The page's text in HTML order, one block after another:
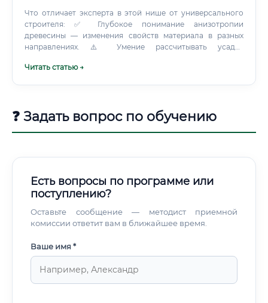
Что отличает эксперта в этой нише от универсального
строителя: ✅ Глубокое понимание анизотропии
древесины — изменения свойств материала в разных
направлениях. ⚠️ Умение рассчитывать усадку
современным специализированным софтом для 3D-
Читать статью →
❓ Задать вопрос по обучению
Есть вопросы по программе или
поступлению?
Оставьте сообщение — методист приемной
комиссии ответит вам в ближайшее время.
Ваше имя *